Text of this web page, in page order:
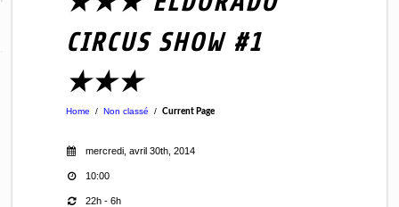
CIRCUS SHOW #1
★★★
Home / Non classé / Current Page
mercredi, avril 30th, 2014
10:00
22h - 6h